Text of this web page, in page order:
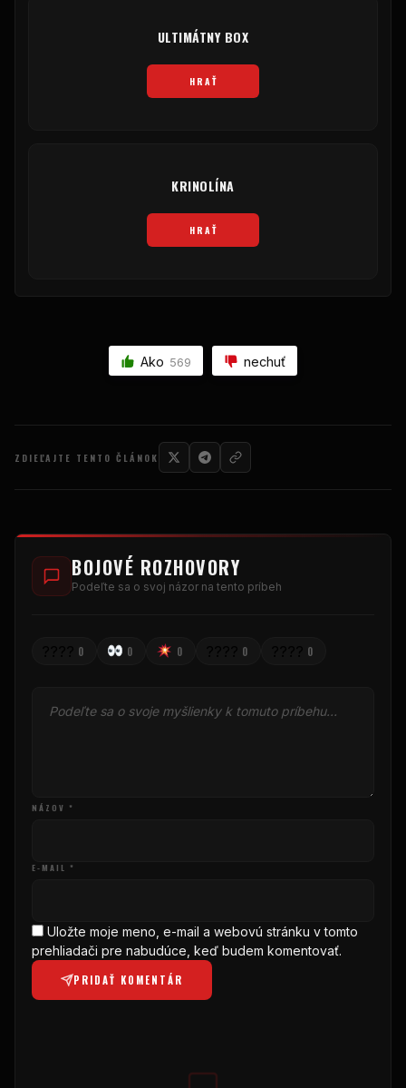
ULTIMÁTNY BOX
HRAŤ
KRINOLÍNA
HRAŤ
Ako 569 nechuť
ZDIEĽAJTE TENTO ČLÁNOK
BOJOVÉ ROZHOVORY
Podeľte sa o svoj názor na tento príbeh
0 0 0 0 0
NÁZOV *
E-MAIL *
Uložte moje meno, e-mail a webovú stránku v tomto
prehliadači pre nabudúce, keď budem komentovať.
PRIDAŤ KOMENTÁR